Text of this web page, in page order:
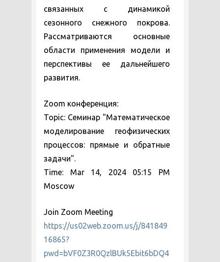
связанных с динамикой
сезонного снежного покрова.
Рассматриваются основные
области применения модели и
перспективы ее дальнейшего
развития.
Zoom конференция:
Topic: Семинар "Математическое
моделирование геофизических
процессов: прямые и обратные
задачи".
Time: Mar 14, 2024 05:15 PM
Moscow
Join Zoom Meeting
https://us02web.zoom.us/j/841849
16865?
pwd=bVF0Z3R0QzlBUk5Ebit6bDQ4